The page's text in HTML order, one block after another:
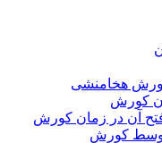
هخامنشی
کورش
فتح آن در زمان کورش
کورش